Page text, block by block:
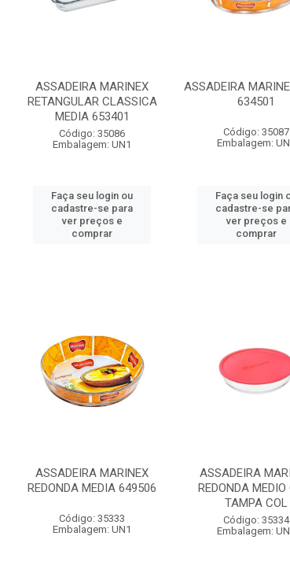
ASSADEIRA MARINEX
RETANGULAR CLASSICA
MEDIA 653401
Código: 35086
Embalagem: UN1
Faça seu login ou
cadastre-se para
ver preços e
comprar
ASSADEIRA
634501
Código: 35087
Embalagem:
Faça seu login
cadastre-se
ver preços e
comprar
ASSADEIRA MARINEX
REDONDA MEDIA 649506
Código: 35333
Embalagem: UN1
ASSADEIRA
REDONDA MEDIO
TAMPA COL
Código: 35334
Embalagem: